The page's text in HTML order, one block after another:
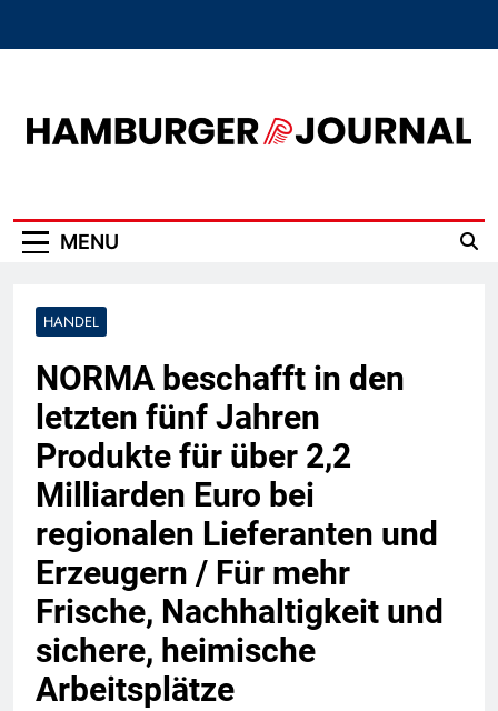
MENU
HANDEL
NORMA beschafft in den
letzten fünf Jahren
Produkte für über 2,2
Milliarden Euro bei
regionalen Lieferanten und
Erzeugern / Für mehr
Frische, Nachhaltigkeit und
sichere, heimische
Arbeitsplätze